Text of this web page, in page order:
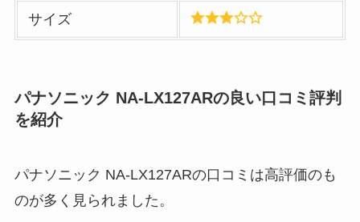
サイズ
パナソニック NA-LX127ARの良い口コミ評判
を紹介
パナソニック NA-LX127ARの口コミは高評価のも
のが多く見られました。